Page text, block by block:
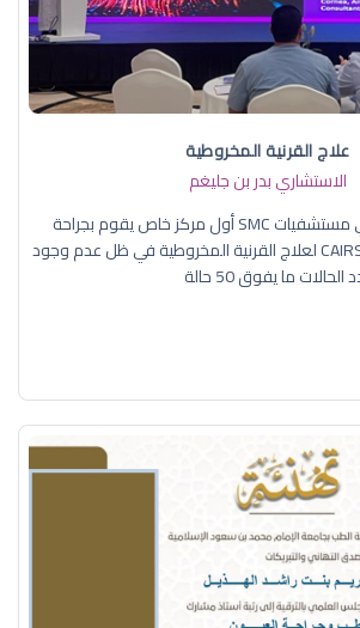
علاج القرنية المخروطية
الاستشاري بدر بن جليغم
قلوبال لرعاية العين في مستشفيات SMC أول مركز خاص يقوم بجراحة
زراعة الحلقات الطبيعة CAIRS لعلاج القرنية المخروطية في ظل عدم وجود
ما يفوق 50 حالة